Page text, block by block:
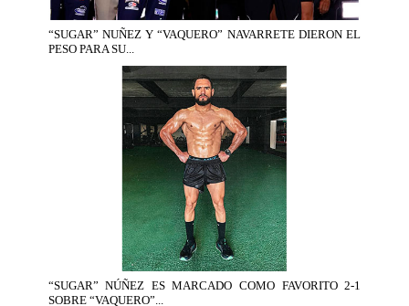
“SUGAR” NUÑEZ Y “VAQUERO” NAVARRETE DIERON EL
PESO PARA SU...
“SUGAR” NÚÑEZ ES MARCADO COMO FAVORITO 2-1
SOBRE “VAQUERO”...